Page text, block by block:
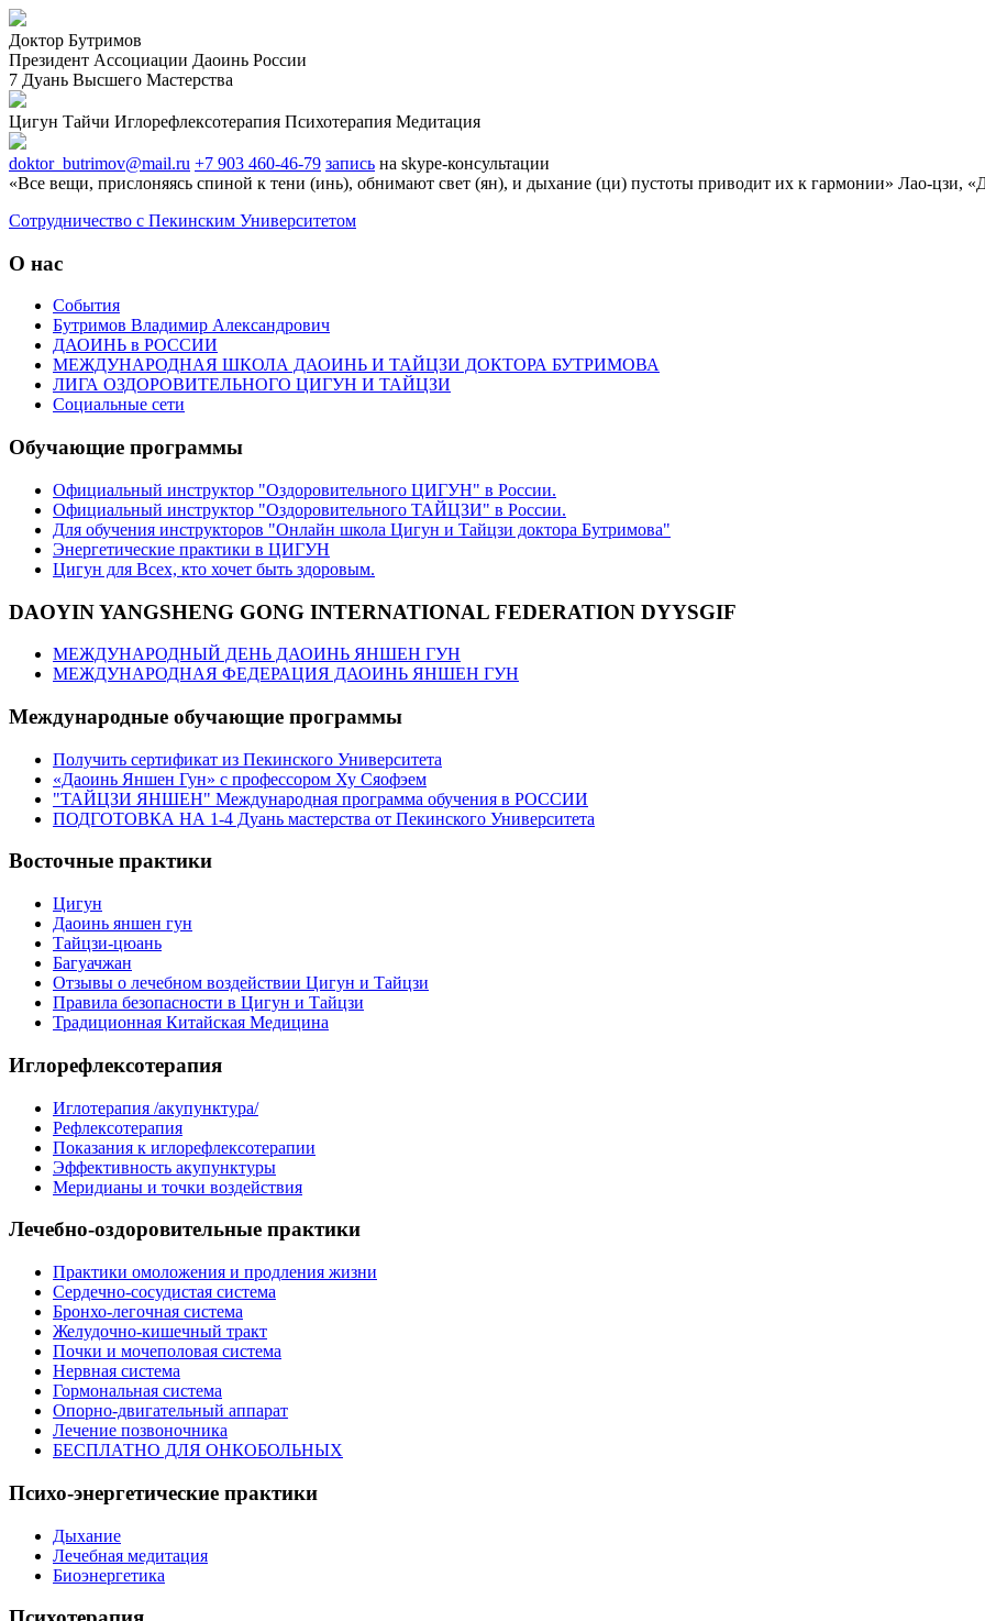
Доктор Бутримов
Президент Ассоциации Даоинь России
7 Дуань Высшего Мастерства
Цигун Тайчи Иглорефлексотерапия Психотерапия Медитация
doktor_butrimov@mail.ru +7 903 460-46-79 запись на skype-консультации
«Все вещи, прислоняясь спиной к тени (инь), обнимают свет (ян), и дыхание (ци) пустоты приводит их к гармонии» Лао-цзи,
Cотрудничество с Пекинским Университетом
О нас
События
Бутримов Владимир Александрович
ДАОИНЬ в РОССИИ
МЕЖДУНАРОДНАЯ ШКОЛА ДАОИНЬ И ТАЙЦЗИ ДОКТОРА БУТРИМОВА
ЛИГА ОЗДОРОВИТЕЛЬНОГО ЦИГУН И ТАЙЦЗИ
Социальные сети
Обучающие программы
Официальный инструктор "Оздоровительного ЦИГУН" в России.
Официальный инструктор "Оздоровительного ТАЙЦЗИ" в России.
Для обучения инструкторов "Онлайн школа Цигун и Тайцзи доктора Бутримова"
Энергетические практики в ЦИГУН
Цигун для Всех, кто хочет быть здоровым.
DAOYIN YANGSHENG GONG INTERNATIONAL FEDERATION DYYSGIF
МЕЖДУНАРОДНЫЙ ДЕНЬ ДАОИНЬ ЯНШЕН ГУН
МЕЖДУНАРОДНАЯ ФЕДЕРАЦИЯ ДАОИНЬ ЯНШЕН ГУН
Международные обучающие программы
Получить сертификат из Пекинского Университета
«Даоинь Яншен Гун» с профессором Ху Сяофэем
"ТАЙЦЗИ ЯНШЕН" Международная программа обучения в РОССИИ
ПОДГОТОВКА НА 1-4 Дуань мастерства от Пекинского Университета
Восточные практики
Цигун
Даоинь яншен гун
Тайцзи-цюань
Багуачжан
Отзывы о лечебном воздействии Цигун и Тайцзи
Правила безопасности в Цигун и Тайцзи
Традиционная Китайская Медицина
Иглорефлексотерапия
Иглотерапия /акупунктура/
Рефлексотерапия
Показания к иглорефлексотерапии
Эффективность акупунктуры
Меридианы и точки воздействия
Лечебно-оздоровительные практики
Практики омоложения и продления жизни
Сердечно-сосудистая система
Бронхо-легочная система
Желудочно-кишечный тракт
Почки и мочеполовая система
Нервная система
Гормональная система
Опорно-двигательный аппарат
Лечение позвоночника
БЕСПЛАТНО ДЛЯ ОНКОБОЛЬНЫХ
Психо-энергетические практики
Дыхание
Лечебная медитация
Биоэнергетика